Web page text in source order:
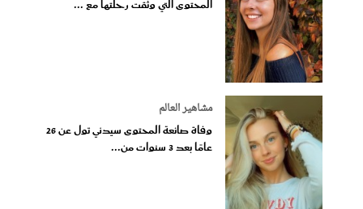
المحتوى التي وثقت رحلتها مع ...
مشاهير العالم
وفاة صانعة المحتوى سيدني تول عن 26
عامًا بعد 3 سنوات من...